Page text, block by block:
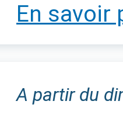
En savoir
A partir du